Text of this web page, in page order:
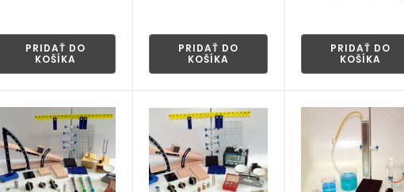
PRIDAŤ DO
KOŠÍKA
PRIDAŤ DO
KOŠÍKA
PRIDAŤ DO
KOŠÍKA